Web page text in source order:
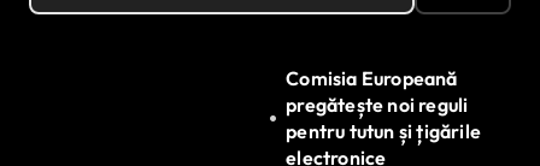
Comisia Europeană
pregătește noi reguli
pentru tutun și țigările
electronice